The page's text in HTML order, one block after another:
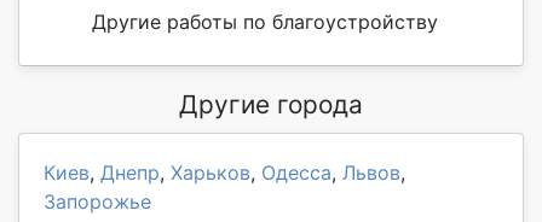
Другие работы по благоустройству
Другие города
Киев, Днепр, Харьков, Одесса, Львов,
Запорожье